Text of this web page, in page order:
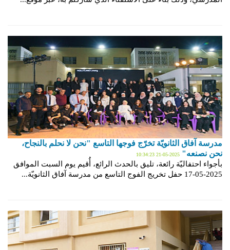
مدرسة آفاق الثانويّة تخرّج فوجها التاسع "نحن لا نحلم بالنجاح،
نحن نصنعه" 2025-05-21 10:34:23
بأجواء احتفاليّة رائعة، تليق بالحدث الرائع، أُقيم يوم السبت الموافق
2025-05-17 حفل تخريج الفوج التاسع من مدرسة آفاق الثانويّة...